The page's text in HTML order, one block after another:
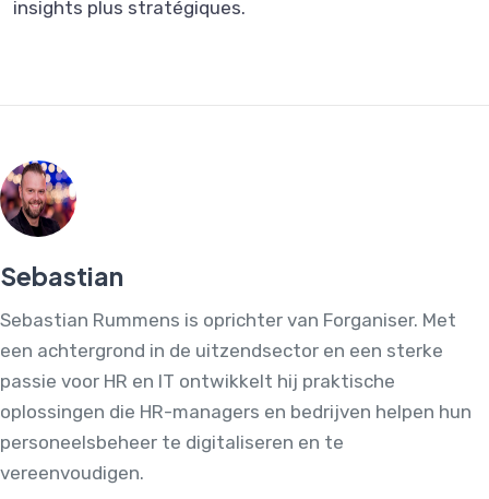
insights plus stratégiques.
Sebastian
Sebastian Rummens is oprichter van Forganiser. Met
een achtergrond in de uitzendsector en een sterke
passie voor HR en IT ontwikkelt hij praktische
oplossingen die HR-managers en bedrijven helpen hun
personeelsbeheer te digitaliseren en te
vereenvoudigen.